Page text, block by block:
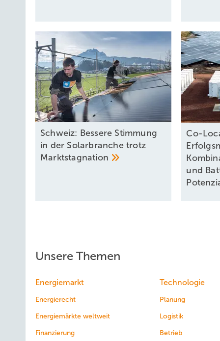
Schweiz: Bessere Stimmung
in der Solarbranche trotz
Marktstagnation
Co-
und
Unsere Themen
Energiemarkt
Energierecht
Energiemärkte weltweit
Finanzierung
Technologie
Planung
Logistik
Betrieb